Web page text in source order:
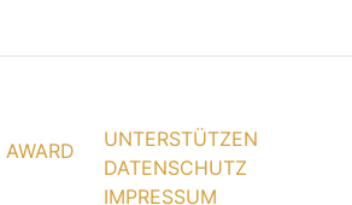
UNTERSTÜTZEN
DATENSCHUTZ
IMPRESSUM